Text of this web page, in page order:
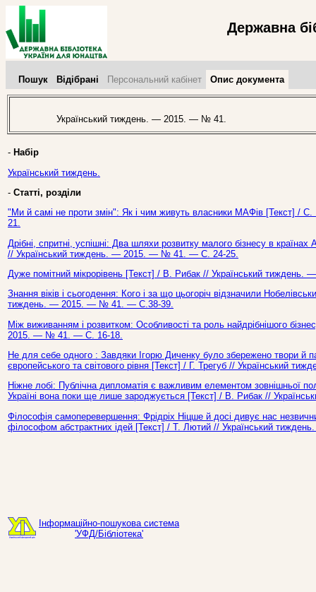
Державна
Пошук Відібрані Персональний кабінет Опис документа
Український тиждень. — 2015. — № 41.
- Набір
Український тиждень.
- Статті, розділи
"Ми й самі не проти змін": Як і чим живуть власники МАФів [Текст]
21.
Дрібні, спритні, успішні: Два шляхи розвитку малого бізнесу в
// Український тиждень. — 2015. — № 41. — С. 24-25.
Дуже помітний мікрорівень [Текст] / В. Рибак // Український
Знання віків і сьогодення: Кого і за що цьогоріч відзначили
тиждень. — 2015. — № 41. — С.38-39.
Між виживанням і розвитком: Особливості та роль найдрібнішого
2015. — № 41. — С. 16-18.
Не для себе одного : Завдяки Ігорю Диченку було збережено твори й
європейського та світового рівня [Текст] / Г. Трегуб // Український
Ніжне лобі: Публічна дипломатія є важливим елементом зовнішньої
Україні вона поки ще лише зароджується [Текст] / В. Рибак //
Філософія самоперевершення: Фрідріх Ніцше й досі дивує нас
філософом абстрактних ідей [Текст] / Т. Лютий // Український
Інформаційно-пошукова система
'УФД/Бібліотека'